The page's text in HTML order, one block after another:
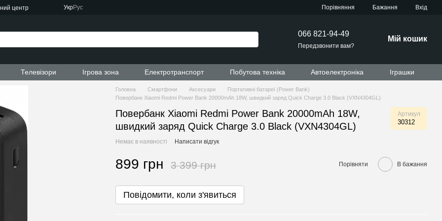
центр
УкрРус Порівняння Бажання Вхід
066 821-94-49
Передзвонити вам?
Мій кошик
Телевізори Ігрова зона Електротранспорт Побутова техніка Автоелектроніка Іграшки
Головна Смартфони Аксесуари
Портативні батареї (Power Bank)
Повербанк Xiaomi Redmi Power Bank 20000mAh 18W, швидкий заряд Quick Charge 3.0 Black (VXN4304GL)
Повербанк Xiaomi Redmi Power Bank 20000mAh 18W,
швидкий заряд Quick Charge 3.0 Black (VXN4304GL)
Артикул
30312
Немає в наявності Написати відгук
899 грн 3 399 грн Порівняти В бажання
Повідомити, коли з'явиться